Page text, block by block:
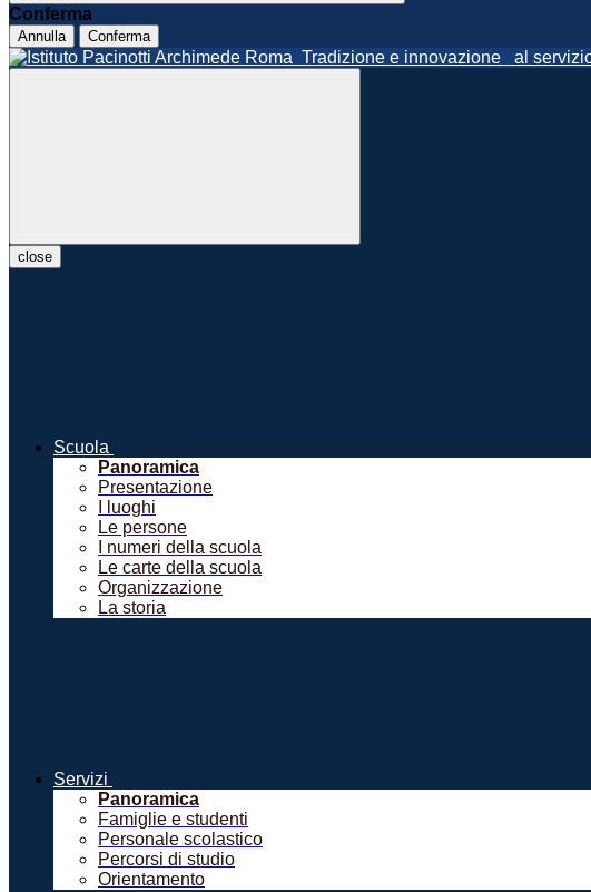
Conferma
Annulla Conferma
Roma Tradizione e innovazione al
close
Scuola
Panoramica
Presentazione
I luoghi
Le persone
I numeri della scuola
Le carte della scuola
Organizzazione
La storia
Servizi
Panoramica
Famiglie e studenti
Personale scolastico
Percorsi di studio
Orientamento